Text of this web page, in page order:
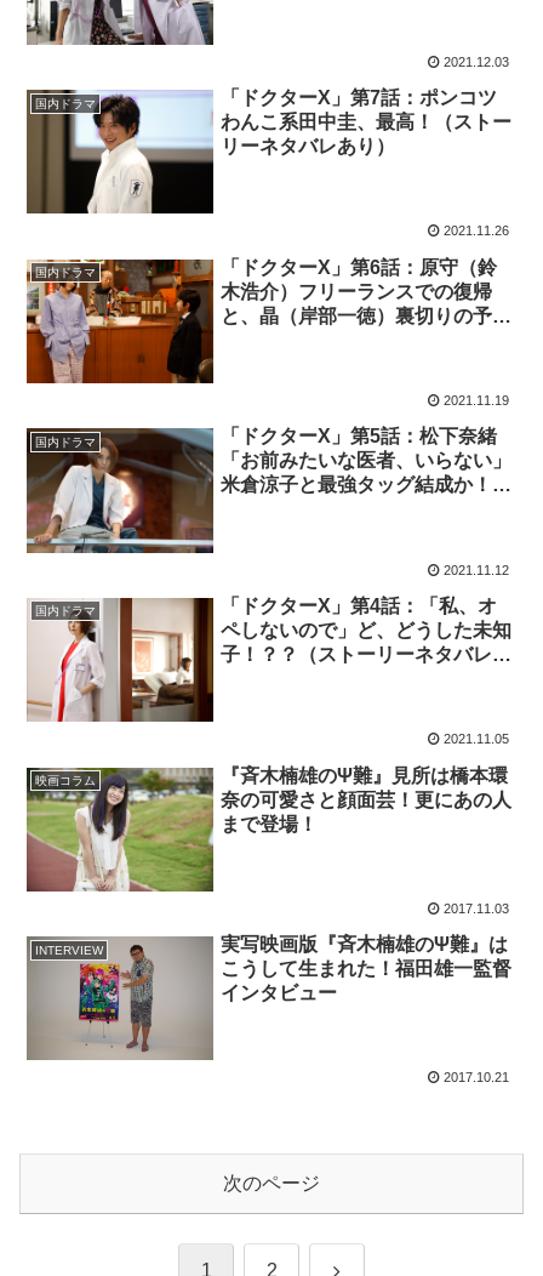
2021.12.03
国内ドラマ
「ドクターX」第7話：ポンコツ
わんこ系田中圭、最高！（ストー
リーネタバレあり）
2021.11.26
国内ドラマ
「ドクターX」第6話：原守（鈴
木浩介）フリーランスでの復帰
と、晶（岸部一徳）裏切りの予感
2021.11.19
国内ドラマ
「ドクターX」第5話：松下奈緒
「お前みたいな医者、いらない」
米倉涼子と最強タッグ結成か！？
2021.11.12
国内ドラマ
「ドクターX」第4話：「私、オ
ペしないので」ど、どうした未知
子！？？（ストーリーネタバレあ
2021.11.05
映画コラム
『斉木楠雄のΨ難』見所は橋本環
奈の可愛さと顔面芸！更にあの人
まで登場！
2017.11.03
INTERVIEW
実写映画版『斉木楠雄のΨ難』は
こうして生まれた！福田雄一監督
インタビュー
2017.10.21
次のページ
1 2 次